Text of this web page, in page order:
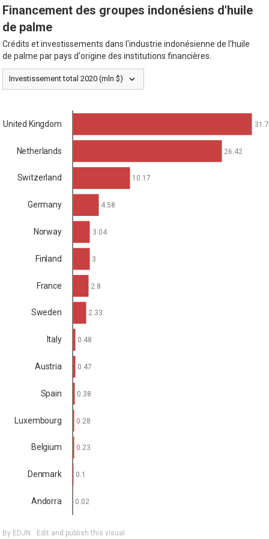
Investissement total 2020 (mln $)
Financement des groupes indonésiens d'huile
de palme
Crédits et investissements dans l'industrie indonésienne de l'huile
de palme par pays d'origine des institutions financières.
Edit and publish this visual
By EDJN
United Kingdom
Netherlands
Switzerland
Germany
Norway
Finland
France
Sweden
Italy
Austria
Spain
Luxembourg
Belgium
Denmark
Andorra
26.42
10.17
4.58
2.8
0.02
0.47
0.23
0.1
3
0.48
0.28
3.04
0.38
2.33